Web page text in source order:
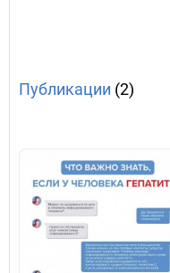
Публикации (2)